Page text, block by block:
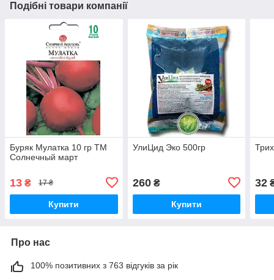
Подібні товари компанії
Буряк Мулатка 10 гр ТМ
Солнечный март
13 ₴ 17 ₴
Купити
УлиЦид Эко 500гр
260₴
Купити
32
Про нас
100% позитивних з 763 відгуків за рік